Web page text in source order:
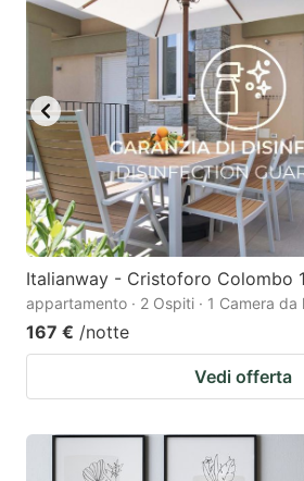
Italianway - Cristoforo Colombo
appartamento · 2 Ospiti · 1 Camera da
167 € /notte
Vedi offerta